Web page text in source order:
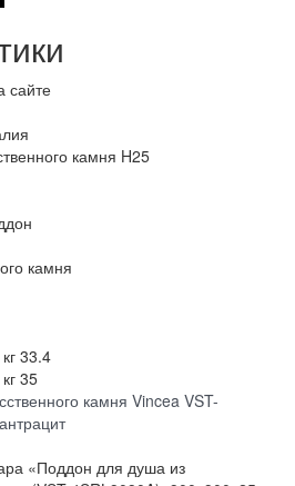
сайте
камня H25
камня
33.4
35
камня Vincea VST-
«Поддон для душа из